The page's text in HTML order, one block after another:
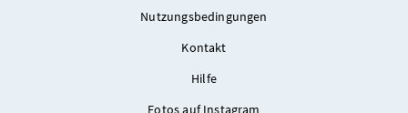
Nutzungsbedingungen
Kontakt
Hilfe
Fotos auf Instagram